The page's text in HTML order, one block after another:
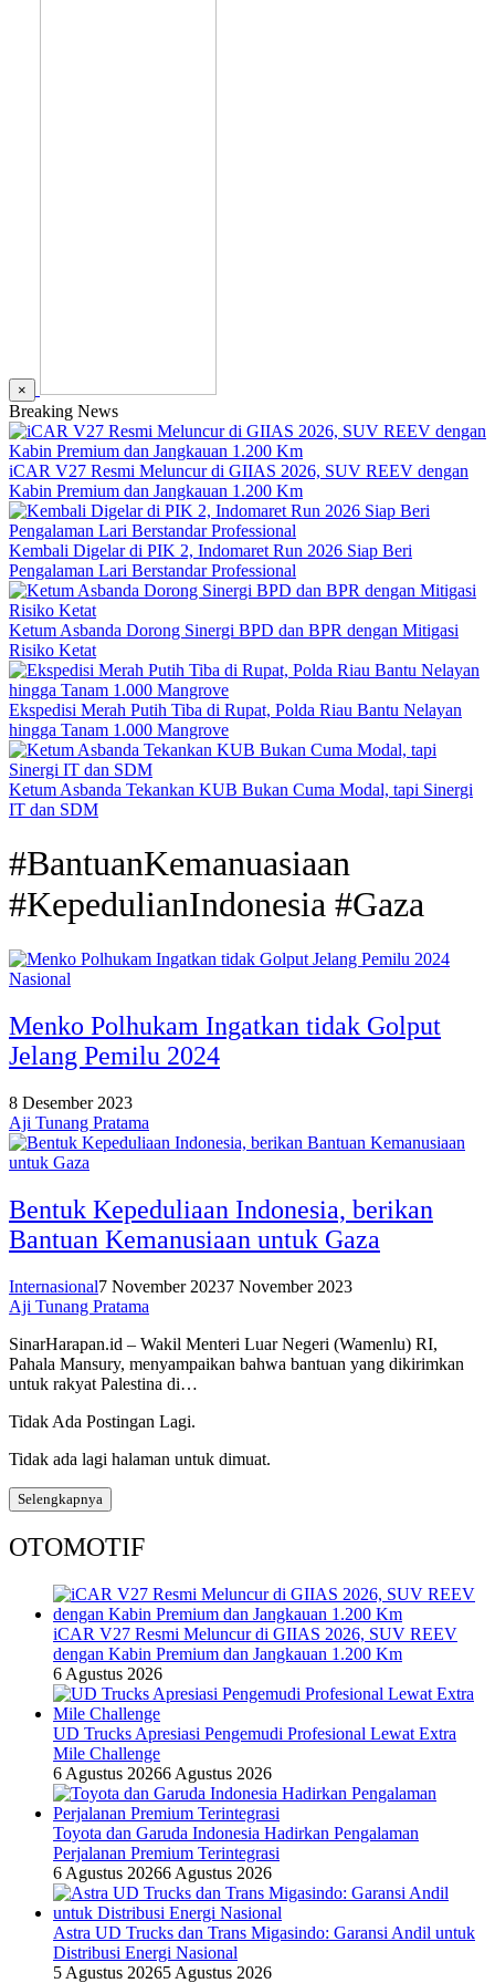
×
Breaking News
iCAR V27 Resmi Meluncur di GIIAS 2026, SUV REEV dengan
Kabin Premium dan Jangkauan 1.200 Km
Kembali Digelar di PIK 2, Indomaret Run 2026 Siap Beri
Pengalaman Lari Berstandar Professional
Ketum Asbanda Dorong Sinergi BPD dan BPR dengan Mitigasi
Risiko Ketat
Ekspedisi Merah Putih Tiba di Rupat, Polda Riau Bantu Nelayan
hingga Tanam 1.000 Mangrove
Ketum Asbanda Tekankan KUB Bukan Cuma Modal, tapi Sinergi
IT dan SDM
#BantuanKemanuasiaan
#KepedulianIndonesia #Gaza
Nasional
Menko Polhukam Ingatkan tidak Golput
Jelang Pemilu 2024
8 Desember 2023
Aji Tunang Pratama
Bentuk Kepeduliaan Indonesia, berikan
Bantuan Kemanusiaan untuk Gaza
Internasional7 November 20237 November 2023
Aji Tunang Pratama
SinarHarapan.id – Wakil Menteri Luar Negeri (Wamenlu) RI,
Pahala Mansury, menyampaikan bahwa bantuan yang dikirimkan
untuk rakyat Palestina di…
Tidak Ada Postingan Lagi.
Tidak ada lagi halaman untuk dimuat.
Selengkapnya
OTOMOTIF
iCAR V27 Resmi Meluncur di GIIAS 2026, SUV REEV
dengan Kabin Premium dan Jangkauan 1.200 Km
6 Agustus 2026
UD Trucks Apresiasi Pengemudi Profesional Lewat Extra
Mile Challenge
6 Agustus 20266 Agustus 2026
Toyota dan Garuda Indonesia Hadirkan Pengalaman
Perjalanan Premium Terintegrasi
6 Agustus 20266 Agustus 2026
Astra UD Trucks dan Trans Migasindo: Garansi Andil untuk
Distribusi Energi Nasional
5 Agustus 20265 Agustus 2026